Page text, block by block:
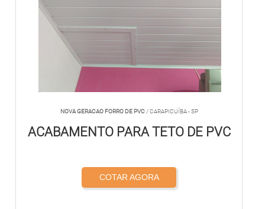
NOVA GERACAO FORRO DE PVC/ CARAPICUÍBA - SP
ACABAMENTO PARA TETO DE PVC
COTAR AGORA